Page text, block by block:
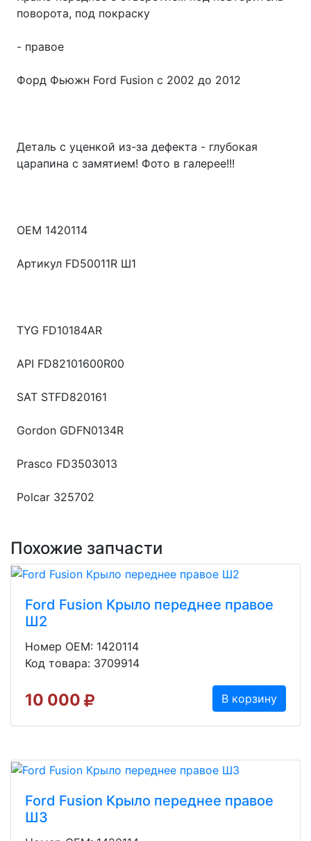
поворота, под покраску
- правое
Форд Фьюжн Ford Fusion с 2002 до 2012
Деталь с уценкой из-за дефекта - глубокая
царапина с замятием! Фото в галерее!!!
OEM 1420114
Артикул FD50011R Ш1
TYG FD10184AR
API FD82101600R00
SAT STFD820161
Gordon GDFN0134R
Prasco FD3503013
Polcar 325702
Похожие запчасти
Ford Fusion Крыло переднее правое
Ш2
Номер OEM: 1420114
Код товара: 3709914
10 000 В корзину
Ford Fusion Крыло переднее правое
Ш3